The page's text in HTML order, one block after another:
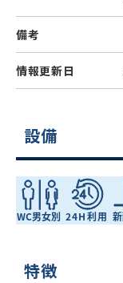
備考
情報更新日
設備
特徴